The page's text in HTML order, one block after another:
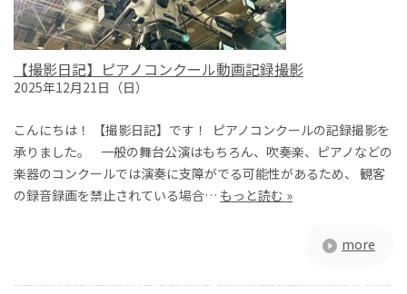
【撮影日記】ピアノコンクール動画記録撮影
2025年12月21日（日）
こんにちは！ 【撮影日記】です！ ピアノコンクールの記録撮影を
承りました。 一般の舞台公演はもちろん、吹奏楽、ピアノなどの
楽器のコンクールでは演奏に支障がでる可能性があるため、 観客
の録音録画を禁止されている場合… もっと読む »
more